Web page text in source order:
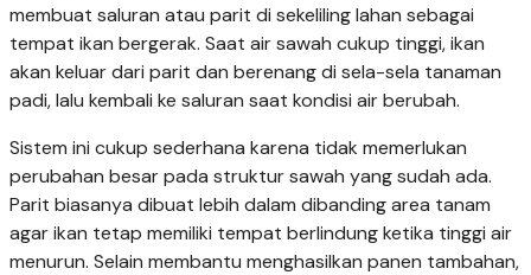
membuat saluran atau parit di sekeliling lahan sebagai
tempat ikan bergerak. Saat air sawah cukup tinggi, ikan
akan keluar dari parit dan berenang di sela-sela tanaman
padi, lalu kembali ke saluran saat kondisi air berubah.
Sistem ini cukup sederhana karena tidak memerlukan
perubahan besar pada struktur sawah yang sudah ada.
Parit biasanya dibuat lebih dalam dibanding area tanam
agar ikan tetap memiliki tempat berlindung ketika tinggi air
menurun. Selain membantu menghasilkan panen tambahan,